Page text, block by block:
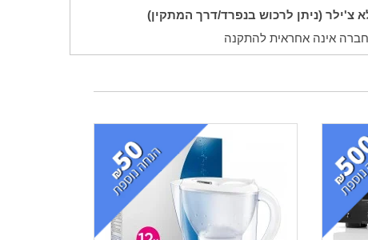
צ'ילר (ניתן לרכוש בנפרד/דרך המתקין)